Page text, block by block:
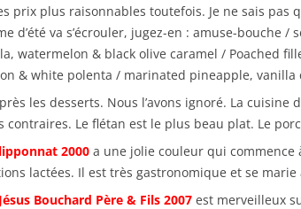
prix plus raisonnables toutefois. Je ne sais
d’été va s’écrouler, jugez-en : amuse-
watermelon & black olive caramel / Poached
& white polenta / marinated pineapple, vanilla
les desserts. Nous l’avons ignoré. La cuisine
Le flétan est le plus beau plat. Le
2000 a une jolie couleur qui
lactées. Il est très gastronomique et se
Bouchard Père & Fils 2007 est merveilleux